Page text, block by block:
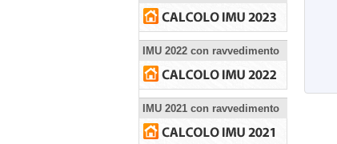
IMU 2022 con ravvedimento
IMU 2021 con ravvedimento